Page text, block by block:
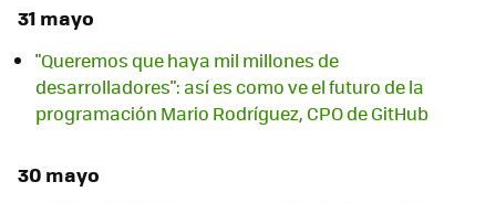
31 mayo
"Queremos que haya mil millones de
desarrolladores": así es como ve el futuro de la
programación Mario Rodríguez, CPO de GitHub
30 mayo